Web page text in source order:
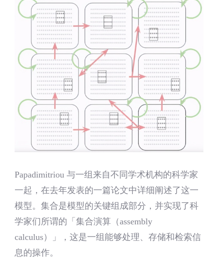
Papadimitriou 与一组来自不同学术机构的科学家
一起，在去年发表的一篇论文中详细阐述了这一
模型。集合是模型的关键组成部分，并实现了科
学家们所谓的「集合演算（assembly
calculus）」，这是一组能够处理、存储和检索信
息的操作。